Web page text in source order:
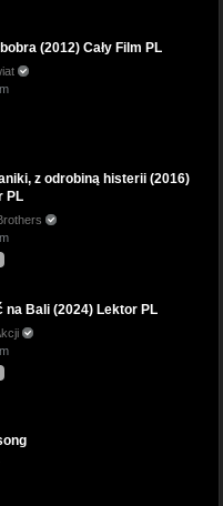
(2012) Cały Film PL
z odrobiną histerii (2016)
PL
na Bali (2024) Lektor PL